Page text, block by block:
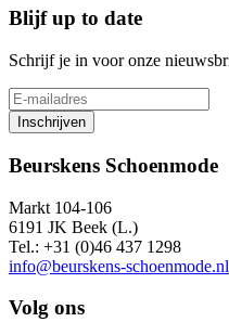
Blijf up to date
Schrijf je in voor onze
Inschrijven
Beurskens Schoenmode
Markt 104-106
6191 JK Beek (L.)
Tel.: +31 (0)46 437 1298
info@beurskens-schoenmode.nl
Volg ons